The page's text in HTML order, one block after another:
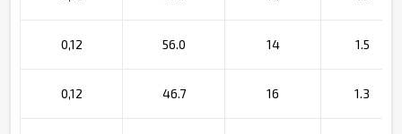
0,12 56.0 14 1.5
0,12 46.7 16 1.3